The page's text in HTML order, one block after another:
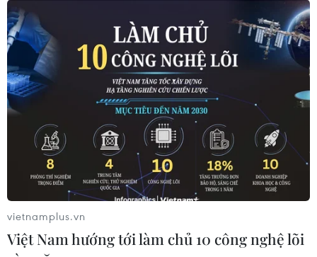
vietnamplus.vn
Việt Nam hướng tới làm chủ 10 công nghệ lõi